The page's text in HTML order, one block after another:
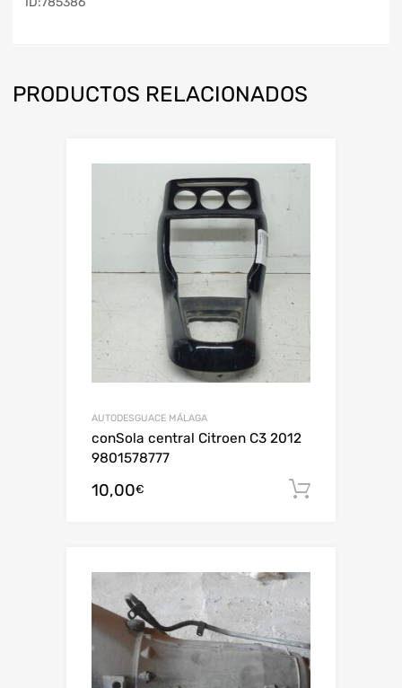
PRODUCTOS RELACIONADOS
AUTODESGUACE MÁLAGA
conSola central Citroen C3 2012
9801578777
10,00€